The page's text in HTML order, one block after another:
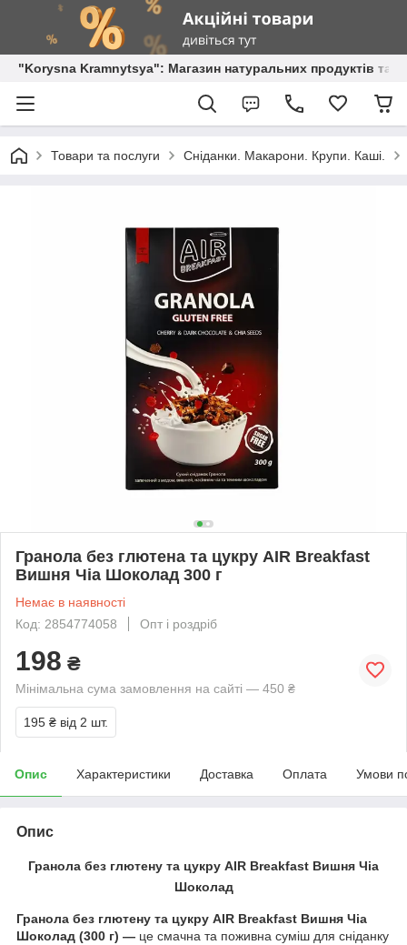
"Korysna Kramnytsya": Магазин натуральних продуктів та
Товари та послуги Сніданки. Макарони. Крупи. Каші.
Гранола без глютена та цукру AIR Breakfast
Вишня Чіа Шоколад 300 г
Немає в наявності
Код: 2854774058
Опт і роздріб
198 ₴
Мінімальна сума замовлення на сайті — 450 ₴
195 ₴ від 2 шт.
Опис Характеристики Доставка Оплата Умови
Опис
Гранола без глютену та цукру AIR Breakfast Вишня Чіа
Шоколад
Гранола без глютену та цукру AIR Breakfast Вишня Чіа
Шоколад (300 г) — це смачна та поживна суміш для сніданку